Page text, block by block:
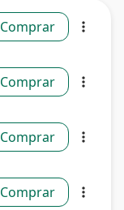
Comprar more_vert
Comprar more_vert
Comprar more_vert
Comprar more_vert